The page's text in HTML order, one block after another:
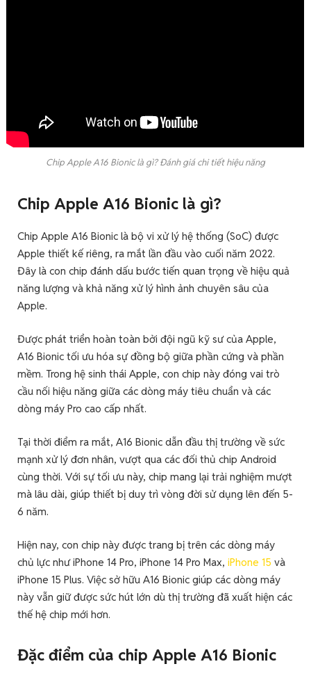
Chip Apple A16 Bionic là gì? Đánh giá chi tiết hiệu năng
Chip Apple A16 Bionic là gì?
Chip Apple A16 Bionic là bộ vi xử lý hệ thống (SoC) được
Apple thiết kế riêng, ra mắt lần đầu vào cuối năm 2022.
Đây là con chip đánh dấu bước tiến quan trọng về hiệu quả
năng lượng và khả năng xử lý hình ảnh chuyên sâu của
Apple.
Được phát triển hoàn toàn bởi đội ngũ kỹ sư của Apple,
A16 Bionic tối ưu hóa sự đồng bộ giữa phần cứng và phần
mềm. Trong hệ sinh thái Apple, con chip này đóng vai trò
cầu nối hiệu năng giữa các dòng máy tiêu chuẩn và các
dòng máy Pro cao cấp nhất.
Tại thời điểm ra mắt, A16 Bionic dẫn đầu thị trường về sức
mạnh xử lý đơn nhân, vượt qua các đối thủ chip Android
cùng thời. Với sự tối ưu này, chip mang lại trải nghiệm mượt
mà lâu dài, giúp thiết bị duy trì vòng đời sử dụng lên đến 5-
6 năm.
Hiện nay, con chip này được trang bị trên các dòng máy
chủ lực như iPhone 14 Pro, iPhone 14 Pro Max, iPhone 15 và
iPhone 15 Plus. Việc sở hữu A16 Bionic giúp các dòng máy
này vẫn giữ được sức hút lớn dù thị trường đã xuất hiện các
thế hệ chip mới hơn.
Đặc điểm của chip Apple A16 Bionic